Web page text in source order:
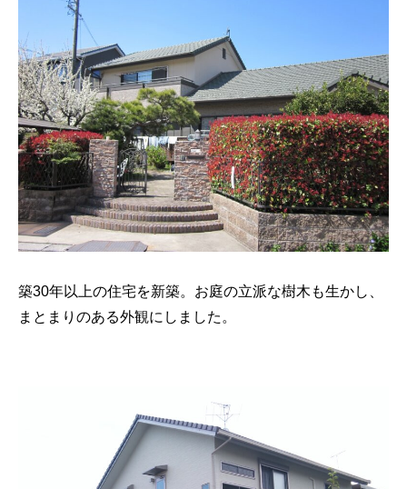
築30年以上の住宅を新築。お庭の立派な樹木も生かし、
まとまりのある外観にしました。